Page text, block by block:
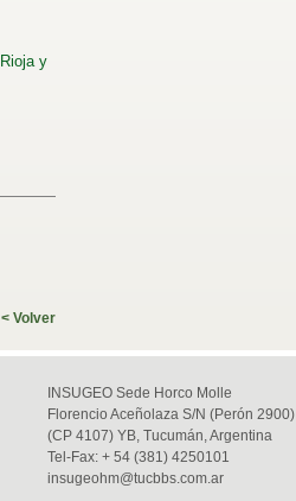
y
< Volver
INSUGEO Sede Horco Molle
Florencio Aceñolaza S/N (Perón 2900)
(CP 4107) YB, Tucumán, Argentina
Tel-Fax: + 54 (381) 4250101
insugeohm@tucbbs.com.ar